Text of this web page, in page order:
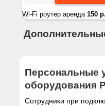
Wi-Fi роутер аренда 150
Персональные
оборудования
Сотрудники при